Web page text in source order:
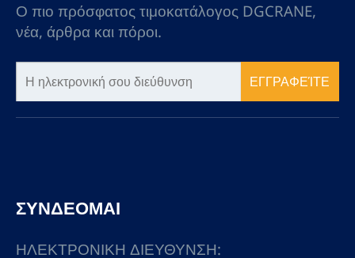
Ο πιο πρόσφατος τιμοκατάλογος DGCRANE,
νέα, άρθρα και πόροι.
ΕΓΓΡΑΦΕΊΤΕ
ΣΥΝΔΕΟΜΑΙ
ΗΛΕΚΤΡΟΝΙΚΗ ΔΙΕΥΘΥΝΣΗ: